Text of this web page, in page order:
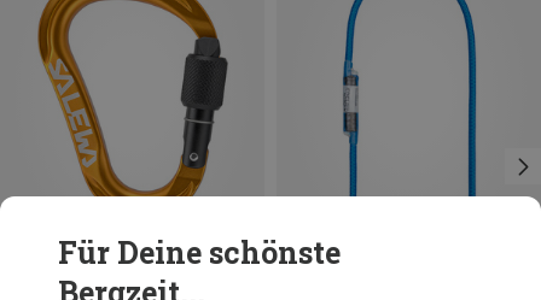
Für Deine schönste